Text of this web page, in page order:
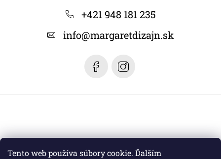
Tento web používa súbory cookie. Ďalším
+421 948 181 235
info@margaretdizajn.sk